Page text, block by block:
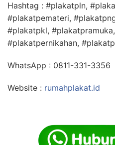
Hashtag : #plakatpln,
#plakatpemateri,
#plakatpkl,
#plakatpernikahan,
WhatsApp : 0811-331-3356
Website : rumahplakat.id